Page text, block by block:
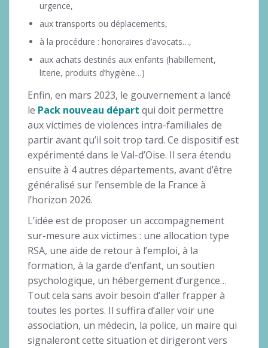
urgence,
aux transports ou déplacements,
à la procédure : honoraires d’avocats…,
aux achats destinés aux enfants (habillement,
literie, produits d’hygiène…)
Enfin, en mars 2023, le gouvernement a lancé
le Pack nouveau départ qui doit permettre
aux victimes de violences intra-familiales de
partir avant qu’il soit trop tard. Ce dispositif est
expérimenté dans le Val-d’Oise. Il sera étendu
ensuite à 4 autres départements, avant d’être
généralisé sur l’ensemble de la France à
l’horizon 2026.
L’idée est de proposer un accompagnement
sur-mesure aux victimes : une allocation type
RSA, une aide de retour à l’emploi, à la
formation, à la garde d’enfant, un soutien
psychologique, un hébergement d’urgence…
Tout cela sans avoir besoin d’aller frapper à
toutes les portes. Il suffira d’aller voir une
association, un médecin, la police, un maire qui
signaleront cette situation et dirigeront vers